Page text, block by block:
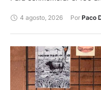
4 agosto, 2026 Por Paco